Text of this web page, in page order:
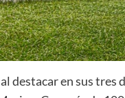
destacar en sus tres